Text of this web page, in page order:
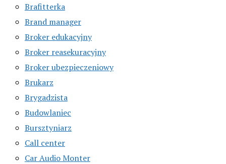
Brafitterka
Brand manager
Broker edukacyjny
Broker reasekuracyjny
Broker ubezpieczeniowy
Brukarz
Brygadzista
Budowlaniec
Bursztyniarz
Call center
Car Audio Monter